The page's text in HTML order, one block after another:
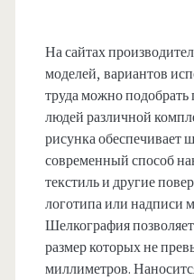
На сайтах
моделей, вариантов
труда можно
людей различной
рисунка обеспечивает
современный способ
текстиль и другие
логотипа или надписи
Шелкография
размер которых не
миллиметров.